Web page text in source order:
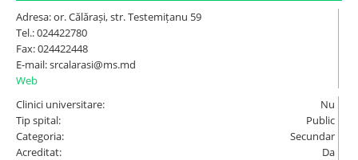
E-Sănătate Instituții
Tuberculoza Info
Spitale.MD
Centrul PAS
Adresa: or. Călărași, str. Testemițanu 59
Tel.: 024422780
Fax: 024422448
E-mail: srcalarasi@ms.md
Web
Clinici universitare:
Nu
Tip spital:
Public
Categoria:
Secundar
Acreditat:
Da